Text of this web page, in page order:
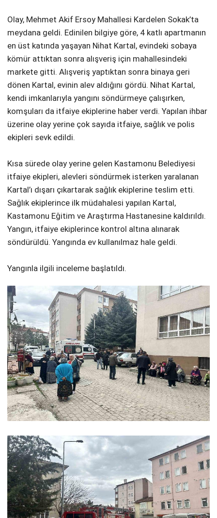
Olay, Mehmet Akif Ersoy Mahallesi Kardelen Sokak’ta
meydana geldi. Edinilen bilgiye göre, 4 katlı apartmanın
en üst katında yaşayan Nihat Kartal, evindeki sobaya
kömür attıktan sonra alışveriş için mahallesindeki
markete gitti. Alışveriş yaptıktan sonra binaya geri
dönen Kartal, evinin alev aldığını gördü. Nihat Kartal,
kendi imkanlarıyla yangını söndürmeye çalışırken,
komşuları da itfaiye ekiplerine haber verdi. Yapılan ihbar
üzerine olay yerine çok sayıda itfaiye, sağlık ve polis
ekipleri sevk edildi.
Kısa sürede olay yerine gelen Kastamonu Belediyesi
itfaiye ekipleri, alevleri söndürmek isterken yaralanan
Kartal’ı dışarı çıkartarak sağlık ekiplerine teslim etti.
Sağlık ekiplerince ilk müdahalesi yapılan Kartal,
Kastamonu Eğitim ve Araştırma Hastanesine kaldırıldı.
Yangın, itfaiye ekiplerince kontrol altına alınarak
söndürüldü. Yangında ev kullanılmaz hale geldi.
Yangınla ilgili inceleme başlatıldı.